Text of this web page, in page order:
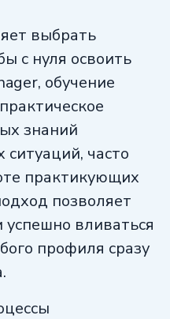
выбрать
с нуля освоить
обучение
знаний
часто
практикующих
позволяет
вливаться
профиля сразу